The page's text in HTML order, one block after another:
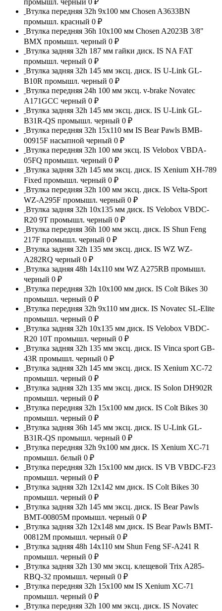
Втулка передняя 32h 9x100 мм Chosen A3633BN
промышл. красный 0 ₽
Втулка передняя 36h 10x100 мм Chosen A2023B 3/8"
BMX промышл. черный 0 ₽
Втулка задняя 32h 187 мм гайки диск. IS NA FAT
промышл. черный 0 ₽
Втулка задняя 32h 145 мм эксц. диск. IS U-Link GL-
B10R промышл. черный 0 ₽
Втулка передняя 24h 100 мм эксц. v-brake Novatec
A171GCC черный 0 ₽
Втулка задняя 32h 145 мм эксц. диск. IS U-Link GL-
B31R-QS промышл. черный 0 ₽
Втулка передняя 32h 15x110 мм IS Bear Pawls BMB-
00915F насыпной черный 0 ₽
Втулка передняя 32h 100 мм эксц. IS Velobox VBDA-
05FQ промышл. черный 0 ₽
Втулка задняя 32h 145 мм эксц. диск. IS Xenium XH-789
Fixed промышл. черный 0 ₽
Втулка передняя 32h 100 мм эксц. диск. IS Velta-Sport
WZ-A295F промышл. черный 0 ₽
Втулка задняя 32h 10x135 мм диск. IS Velobox VBDC-
R20 9T промышл. черный 0 ₽
Втулка передняя 36h 100 мм эксц. диск. IS Shun Feng
217F промышл. черный 0 ₽
Втулка задняя 32h 135 мм эксц. диск. IS WZ WZ-
A282RQ черный 0 ₽
Втулка задняя 48h 14x110 мм WZ A275RB промышл.
черный 0 ₽
Втулка передняя 32h 10x100 мм диск. IS Colt Bikes 30
промышл. черный 0 ₽
Втулка передняя 32h 9x110 мм диск. IS Novatec SL-Elite
промышл. черный 0 ₽
Втулка задняя 32h 10x135 мм диск. IS Velobox VBDC-
R20 10T промышл. черный 0 ₽
Втулка задняя 32h 135 мм эксц. диск. IS Vinca sport GB-
43R промышл. черный 0 ₽
Втулка задняя 32h 145 мм эксц. диск. IS Xenium XC-72
промышл. черный 0 ₽
Втулка задняя 32h 135 мм эксц. диск. IS Solon DH902R
промышл. черный 0 ₽
Втулка передняя 32h 15x100 мм диск. IS Colt Bikes 30
промышл. черный 0 ₽
Втулка задняя 36h 145 мм эксц. диск. IS U-Link GL-
B31R-QS промышл. черный 0 ₽
Втулка передняя 32h 9x100 мм диск. IS Xenium XC-71
промышл. белый 0 ₽
Втулка передняя 32h 15x100 мм диск. IS VB VBDC-F23
промышл. черный 0 ₽
Втулка задняя 32h 12x142 мм диск. IS Colt Bikes 30
промышл. черный 0 ₽
Втулка задняя 32h 145 мм эксц. диск. IS Bear Pawls
BMT-00805M промышл. черный 0 ₽
Втулка задняя 32h 12x148 мм диск. IS Bear Pawls BMT-
00812M промышл. черный 0 ₽
Втулка задняя 48h 14x110 мм Shun Feng SF-A241 R
промышл. черный 0 ₽
Втулка задняя 32h 130 мм эксц. клещевой Trix A285-
RBQ-32 промышл. черный 0 ₽
Втулка передняя 32h 15x100 мм IS Xenium XC-71
промышл. черный 0 ₽
Втулка передняя 32h 100 мм эксц. диск. IS Novatec